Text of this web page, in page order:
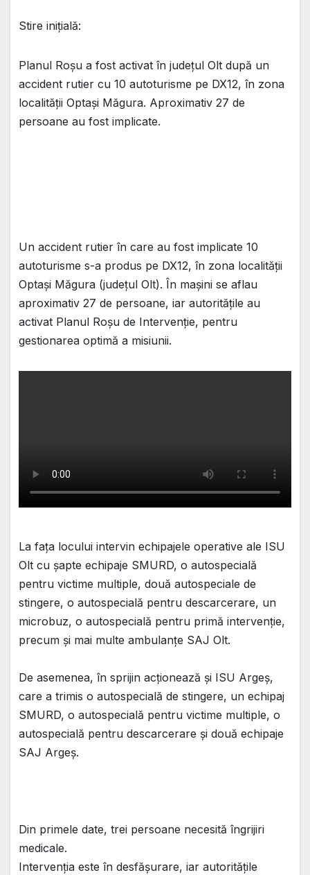
Stire inițială:
Planul Roșu a fost activat în județul Olt după un
accident rutier cu 10 autoturisme pe DX12, în zona
localității Optași Măgura. Aproximativ 27 de
persoane au fost implicate.
Un accident rutier în care au fost implicate 10
autoturisme s-a produs pe DX12, în zona localității
Optași Măgura (județul Olt). În mașini se aflau
aproximativ 27 de persoane, iar autoritățile au
activat Planul Roșu de Intervenție, pentru
gestionarea optimă a misiunii.
La fața locului intervin echipajele operative ale ISU
Olt cu șapte echipaje SMURD, o autospecială
pentru victime multiple, două autospeciale de
stingere, o autospecială pentru descarcerare, un
microbuz, o autospecială pentru primă intervenție,
precum și mai multe ambulanțe SAJ Olt.
De asemenea, în sprijin acționează și ISU Argeș,
care a trimis o autospecială de stingere, un echipaj
SMURD, o autospecială pentru victime multiple, o
autospecială pentru descarcerare și două echipaje
SAJ Argeș.
Din primele date, trei persoane necesită îngrijiri
medicale.
Intervenția este în desfășurare, iar autoritățile